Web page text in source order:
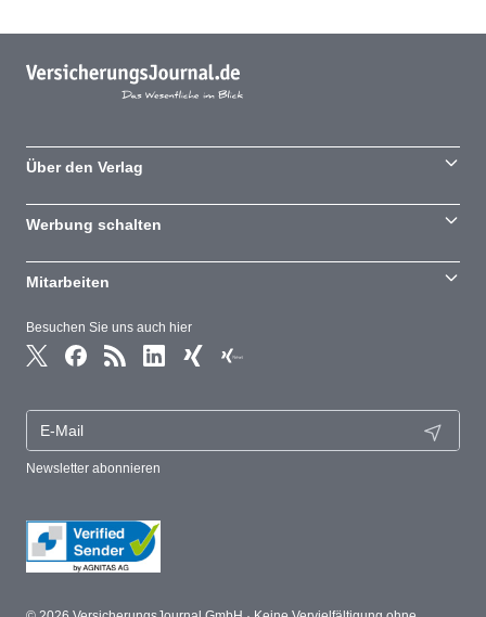
Besuchen Sie uns auch hier
Newsletter abonnieren
Über den Verlag
Werbung schalten
Mitarbeiten